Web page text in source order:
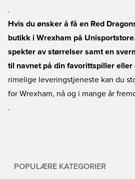
.
Hvis du ønsker å få en Red
butikk i Wrexham på
spekter av størrelser samt en
til navnet på din favorittspiller eller
rimelige leveringstjeneste kan du
for Wrexham, nå og i mange år
.
POPULÆRE KATEGORIER